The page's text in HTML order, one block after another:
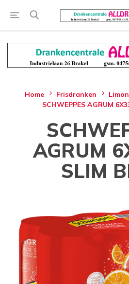
Home Frisdranken
SCHWEPPES AGRUM
AGRUM
SLIM